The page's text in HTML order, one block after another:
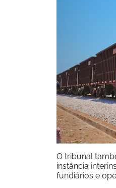
O tribunal
instância
fundiários e